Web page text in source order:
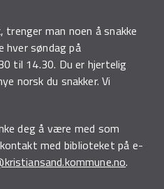
man noen å snakke
hver søndag på
til 14.30. Du er hjertelig
norsk du snakker. Vi
deg å være med som
med biblioteket på e-
.